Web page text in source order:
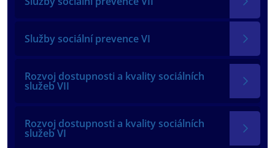
Služby sociální prevence VI
Rozvoj dostupnosti a kvality sociálních
služeb VII
Rozvoj dostupnosti a kvality sociálních
služeb VI